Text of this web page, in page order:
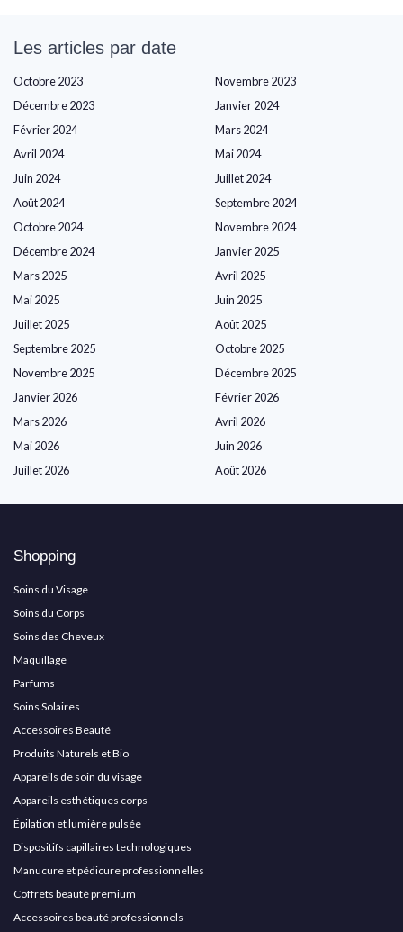
Les articles par date
Octobre 2023
Novembre 2023
Décembre 2023
Janvier 2024
Février 2024
Mars 2024
Avril 2024
Mai 2024
Juin 2024
Juillet 2024
Août 2024
Septembre 2024
Octobre 2024
Novembre 2024
Décembre 2024
Janvier 2025
Mars 2025
Avril 2025
Mai 2025
Juin 2025
Juillet 2025
Août 2025
Septembre 2025
Octobre 2025
Novembre 2025
Décembre 2025
Janvier 2026
Février 2026
Mars 2026
Avril 2026
Mai 2026
Juin 2026
Juillet 2026
Août 2026
Shopping
Soins du Visage
Soins du Corps
Soins des Cheveux
Maquillage
Parfums
Soins Solaires
Accessoires Beauté
Produits Naturels et Bio
Appareils de soin du visage
Appareils esthétiques corps
Épilation et lumière pulsée
Dispositifs capillaires technologiques
Manucure et pédicure professionnelles
Coffrets beauté premium
Accessoires beauté professionnels